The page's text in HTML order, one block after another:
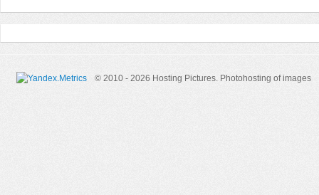
© 2010 - 2026 Hosting Pictures. Photohosting of images